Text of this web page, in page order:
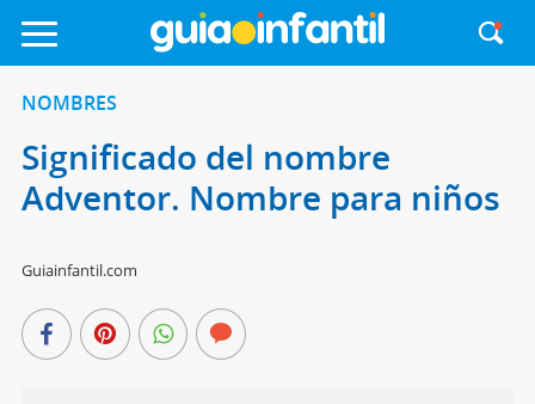
NOMBRES
Significado del nombre
Adventor. Nombre para niños
Guiainfantil.com